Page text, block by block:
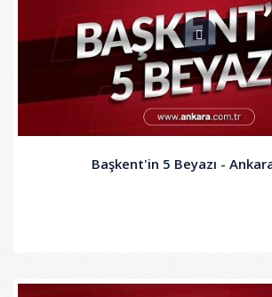
Başkent'in 5 Beyazı - Ankara